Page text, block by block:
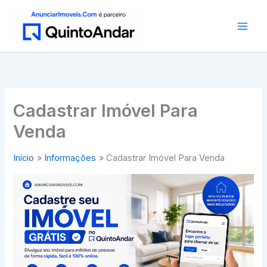
conteúdo
Cadastrar Imóvel Para
Venda
Início Informações Cadastrar Imóvel Para Venda